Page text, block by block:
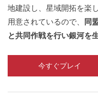
地建設し、星域開拓を楽
用意されているので、 同
と共同作戦を行い銀河を
今すぐプレイ